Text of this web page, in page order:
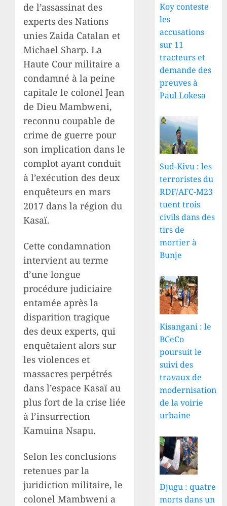
de l’assassinat des
experts des Nations
unies Zaida Catalan et
Michael Sharp. La
Haute Cour militaire a
condamné à la peine
capitale le colonel Jean
de Dieu Mambweni,
reconnu coupable de
crime de guerre pour
son implication dans le
complot ayant conduit
à l’exécution des deux
enquêteurs en mars
2017 dans la région du
Kasaï.
Cette condamnation
intervient au terme
d’une longue
procédure judiciaire
entamée après la
disparition tragique
des deux experts, qui
enquêtaient alors sur
les violences et
massacres perpétrés
dans l’espace Kasaï au
plus fort de la crise liée
à l’insurrection
Kamuina Nsapu.
Selon les conclusions
retenues par la
juridiction militaire, le
colonel Mambweni a
Koy conteste
les
accusations
sur 11
tracteurs et
demande des
preuves à
Paul Lokesa
Sud-Kivu : les
terroristes du
RDF/AFC-M23
tuent trois
civils dans des
tirs de
mortier à
Bunje
Kisangani : le
BCeCo
poursuit le
suivi des
travaux de
modernisation
de la voirie
urbaine
Djugu : quatre
morts dans un